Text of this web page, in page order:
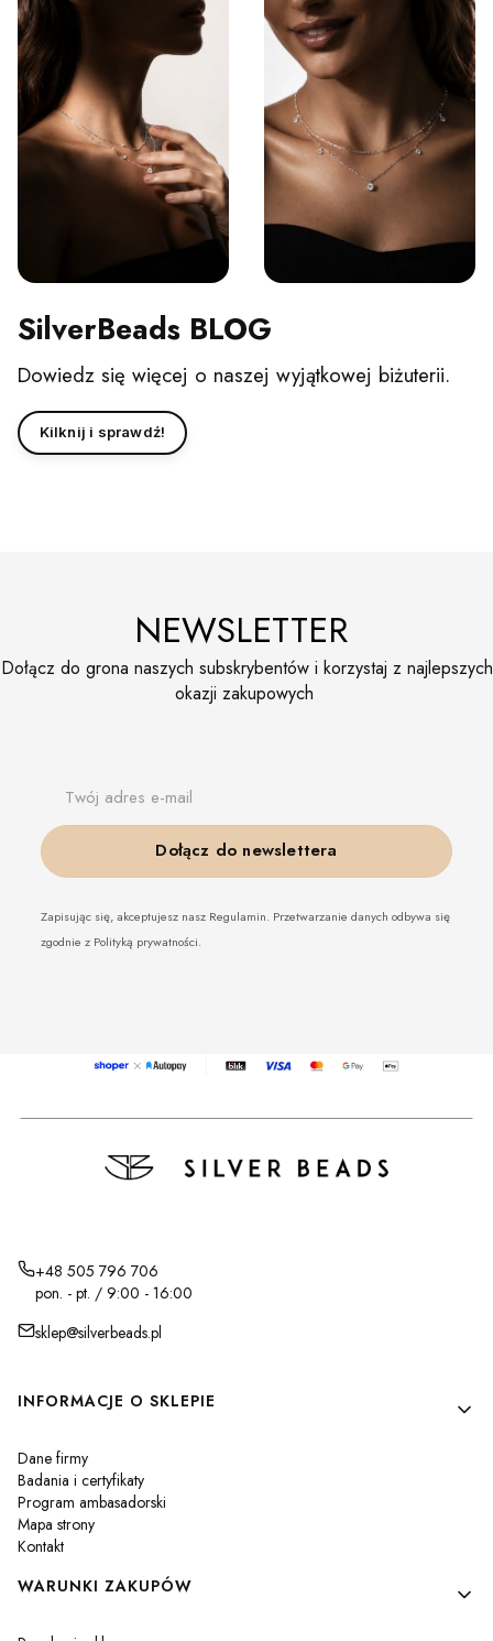
SilverBeads BLOG
Dowiedz się więcej o naszej wyjątkowej biżuterii.
Kilknij i sprawdź!
NEWSLETTER
Dołącz do grona naszych subskrybentów i korzystaj z najlepszych
okazji zakupowych
Twój adres e-mail
Dołącz do newslettera
Zapisując się, akceptujesz nasz Regulamin. Przetwarzanie danych odbywa się
zgodnie z Polityką prywatności.
+48 505 796 706
pon. - pt. / 9:00 - 16:00
sklep@silverbeads.pl
Linki w stopce
INFORMACJE O SKLEPIE
Dane firmy
Badania i certyfikaty
Program ambasadorski
Mapa strony
Kontakt
WARUNKI ZAKUPÓW